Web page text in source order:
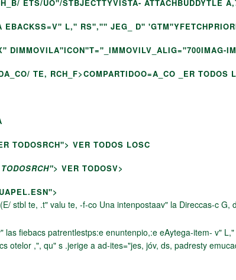
ETS/UO"/STBJECTTYVISTA- ATTACHBUDDYTLE
L," RS","" JEG_ D"
DIMMOVILA"ICON"T="_IMMOVILV_ALIG="700IMAG-
TE, RCH_F>COMPARTIDOO=A_CO _ER TODOS
TODOSRCH"> VER TODOS LOSC
VER TODOSV>
stbl te, .t" valu te, -f-co Una intenpostaav" la Direccas-c
las fiebacs patrentlestps:e enuntenpio,:e eAytega-item- v"
otelor ,", qu" s .jerige a ad-ites="jes, jóv, ds, padresty